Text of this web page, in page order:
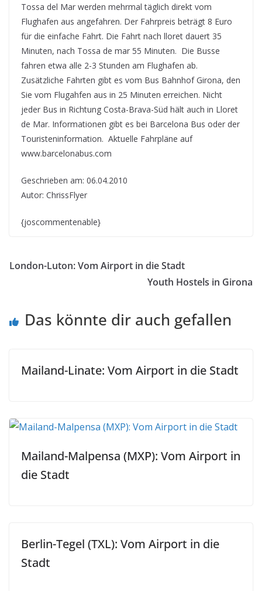
Tossa del Mar werden mehrmal täglich direkt vom
Flughafen aus angefahren. Der Fahrpreis beträgt 8 Euro
für die einfache Fahrt. Die Fahrt nach lloret dauert 35
Minuten, nach Tossa de mar 55 Minuten. Die Busse
fahren etwa alle 2-3 Stunden am Flughafen ab.
Zusätzliche Fahrten gibt es vom Bus Bahnhof Girona, den
Sie vom Flugahfen aus in 25 Minuten erreichen. Nicht
jeder Bus in Richtung Costa-Brava-Süd hält auch in Lloret
de Mar. Informationen gibt es bei Barcelona Bus oder der
Touristeninformation. Aktuelle Fahrpläne auf
www.barcelonabus.com
Geschrieben am: 06.04.2010
Autor: ChrissFlyer
{joscommentenable}
London-Luton: Vom Airport in die Stadt
Youth Hostels in Girona
Das könnte dir auch gefallen
Mailand-Linate: Vom Airport in die Stadt
Mailand-Malpensa (MXP): Vom Airport in
die Stadt
Berlin-Tegel (TXL): Vom Airport in die
Stadt